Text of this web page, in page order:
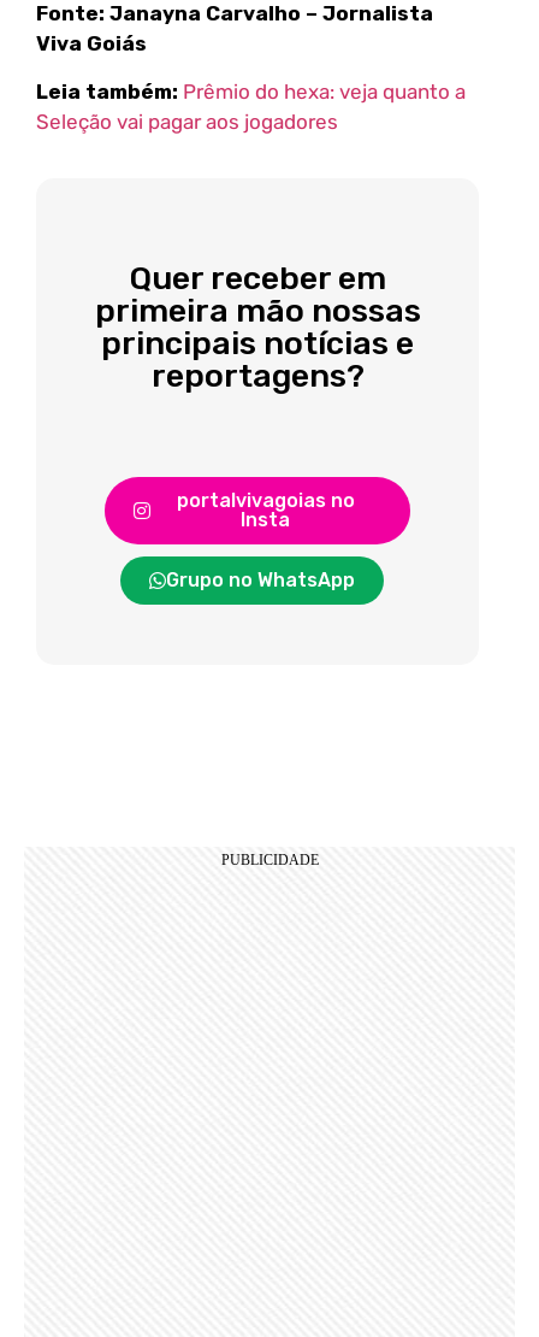
Fonte: Janayna Carvalho – Jornalista
Viva Goiás
Leia também: Prêmio do hexa: veja quanto a
Seleção vai pagar aos jogadores
Quer receber em
primeira mão nossas
principais notícias e
reportagens?
portalvivagoias no
Insta
Grupo no WhatsApp